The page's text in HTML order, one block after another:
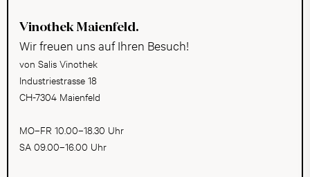
Vinothek Maienfeld.
Wir freuen uns auf Ihren Besuch!
von Salis Vinothek
Industriestrasse 18
CH-7304 Maienfeld
MO–FR 10.00–18.30 Uhr
SA 09.00–16.00 Uhr